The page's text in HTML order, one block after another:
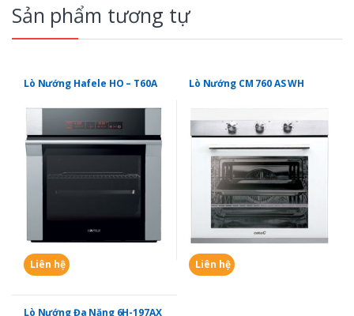
Sản phẩm tương tự
Lò Nướng Hafele HO – T60A
Liên hệ
Lò Nướng CM 760 AS WH
Liên hệ
Lò Nướng Đa Năng 6H-197AX